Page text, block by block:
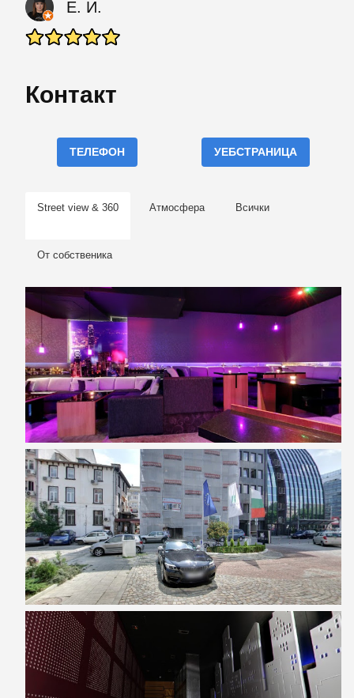
Е. И.
Контакт
ТЕЛЕФОН УЕБСТРАНИЦА
Street view & 360 Атмосфера Всички
От собственика